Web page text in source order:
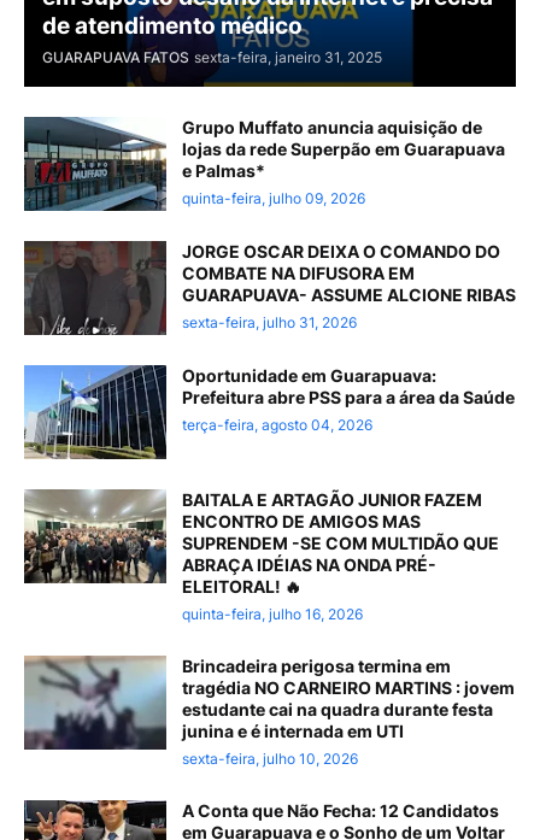
de atendimento médico
GUARAPUAVA FATOS sexta-feira, janeiro 31, 2025
Grupo Muffato anuncia aquisição de
lojas da rede Superpão em Guarapuava
e Palmas*
quinta-feira, julho 09, 2026
JORGE OSCAR DEIXA O COMANDO DO
COMBATE NA DIFUSORA EM
GUARAPUAVA- ASSUME ALCIONE RIBAS
sexta-feira, julho 31, 2026
Oportunidade em Guarapuava:
Prefeitura abre PSS para a área da Saúde
terça-feira, agosto 04, 2026
BAITALA E ARTAGÃO JUNIOR FAZEM
ENCONTRO DE AMIGOS MAS
SUPRENDEM -SE COM MULTIDÃO QUE
ABRAÇA IDÉIAS NA ONDA PRÉ-
ELEITORAL! 🔥
quinta-feira, julho 16, 2026
Brincadeira perigosa termina em
tragédia NO CARNEIRO MARTINS : jovem
estudante cai na quadra durante festa
junina e é internada em UTI
sexta-feira, julho 10, 2026
A Conta que Não Fecha: 12 Candidatos
em Guarapuava e o Sonho de um Voltar